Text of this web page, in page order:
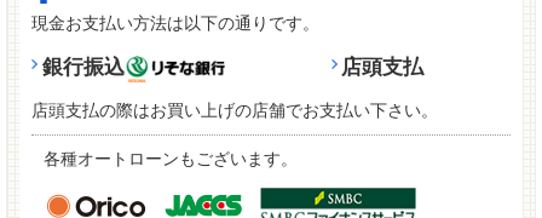
現金お支払い方法は以下の通りです。
銀行振込 店頭支払
店頭支払の際はお買い上げの店舗でお支払い下さい。
各種オートローンもございます。